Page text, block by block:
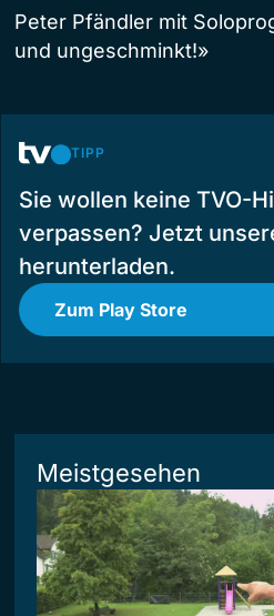
Peter Pfändler mit
und ungeschminkt!»
TIPP
Sie wollen keine TVO-
verpassen? Jetzt
herunterladen.
Zum Play Store
Meistgesehen